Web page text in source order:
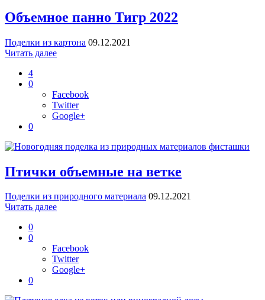
Объемное панно Тигр 2022
Поделки из картона 09.12.2021
Читать далее
4
0
Facebook
Twitter
Google+
0
Птички объемные на ветке
Поделки из природного материала 09.12.2021
Читать далее
0
0
Facebook
Twitter
Google+
0